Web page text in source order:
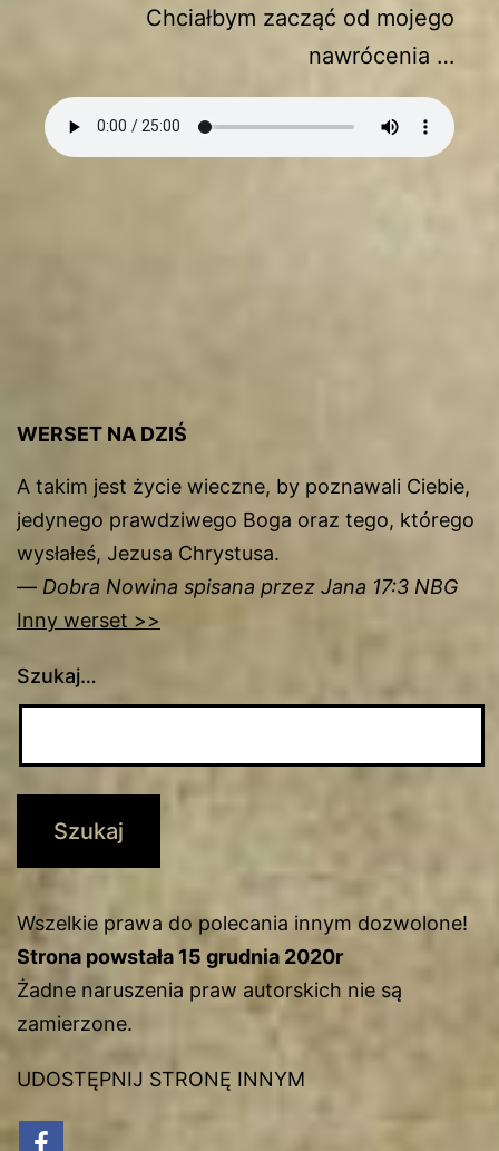
Chciałbym zacząć od mojego
nawrócenia …
WERSET NA DZIŚ
A takim jest życie wieczne, by poznawali Ciebie,
jedynego prawdziwego Boga oraz tego, którego
wysłałeś, Jezusa Chrystusa.
— Dobra Nowina spisana przez Jana 17:3 NBG
Inny werset >>
Szukaj…
Wszelkie prawa do polecania innym dozwolone!
Strona powstała 15 grudnia 2020r
Żadne naruszenia praw autorskich nie są
zamierzone.
UDOSTĘPNIJ STRONĘ INNYM